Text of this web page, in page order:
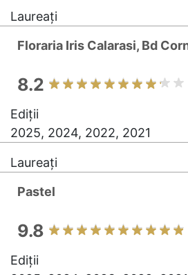
Laureați
Floraria Iris Calarasi, Bd
8.2
Ediții
2025, 2024, 2022, 2021
Laureați
Pastel
9.8
Ediții